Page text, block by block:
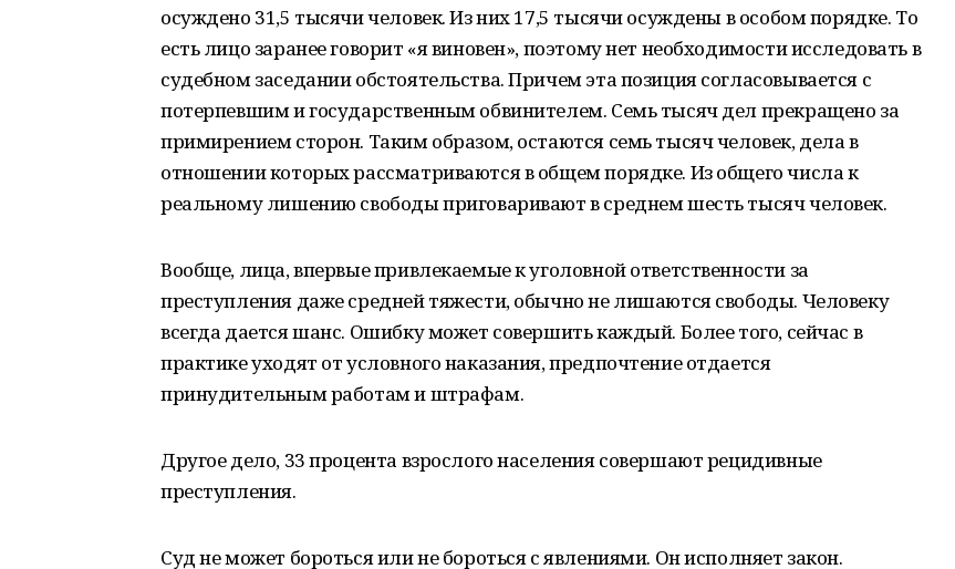
осуждено 31,5 тысячи человек. Из них 17,5 тысячи осуждены в особом порядке. То
есть лицо заранее говорит «я виновен», поэтому нет необходимости исследовать в
судебном заседании обстоятельства. Причем эта позиция согласовывается с
потерпевшим и государственным обвинителем. Семь тысяч дел прекращено за
примирением сторон. Таким образом, остаются семь тысяч человек, дела в
отношении которых рассматриваются в общем порядке. Из общего числа к
реальному лишению свободы приговаривают в среднем шесть тысяч человек.
Вообще, лица, впервые привлекаемые к уголовной ответственности за
преступления даже средней тяжести, обычно не лишаются свободы. Человеку
всегда дается шанс. Ошибку может совершить каждый. Более того, сейчас в
практике уходят от условного наказания, предпочтение отдается
принудительным работам и штрафам.
Другое дело, 33 процента взрослого населения совершают рецидивные
преступления.
Суд не может бороться или не бороться с явлениями. Он исполняет закон.